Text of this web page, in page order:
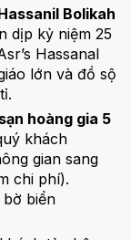
Bolikah
dịp kỷ niệm 25
Hassanal
lớn và đồ sộ
hoàng gia 5
khách
gian sang
chi phí).
biển